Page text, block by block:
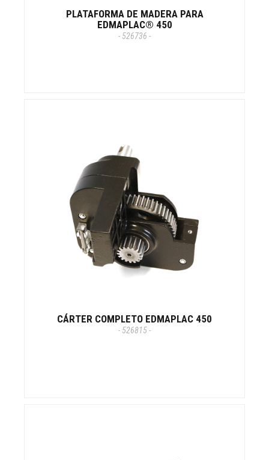
PLATAFORMA DE MADERA PARA
EDMAPLAC® 450
- 526736 -
CÁRTER COMPLETO EDMAPLAC 450
- 526815 -